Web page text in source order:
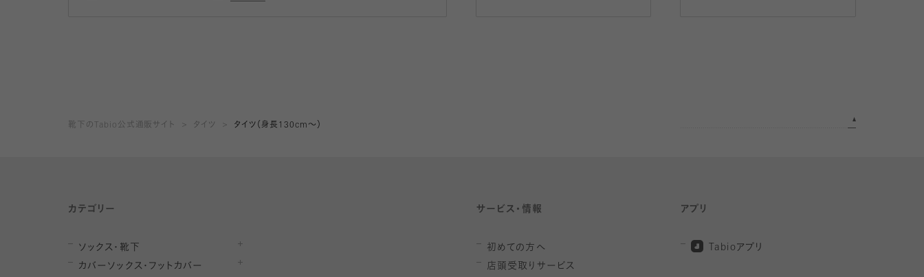
靴下のTabio公式通販サイト タイツ タイツ（身長130cm～）
カテゴリー
ソックス・靴下
カバーソックス・フットカバー
サービス・情報
初めての方へ
店頭受取りサービス
アプリ
Tabio アプリ